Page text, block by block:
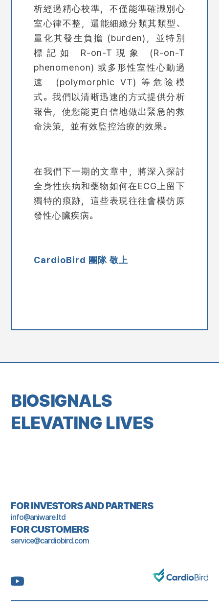
析經過精心校準，不僅能準確識別心
室心律不整，還能細緻分類其類型、
量化其發生負擔 (burden)，並特別
標記如 R-on-T現象 (R-on-T
phenomenon) 或多形性室性心動過
速 (polymorphic VT) 等危險模
式。我們以清晰迅速的方式提供分析
報告，使您能更自信地做出緊急的救
命決策，並有效監控治療的效果。
在我們下一期的文章中，將深入探討
全身性疾病和藥物如何在ECG上留下
獨特的痕跡，這些表現往往會模仿原
發性心臟疾病。
CardioBird 團隊 敬上
BIOSIGNALS
ELEVATING LIVES
FOR INVESTORS AND PARTNERS
info@aniware.ltd
FOR CUSTOMERS
service@cardiobird.com